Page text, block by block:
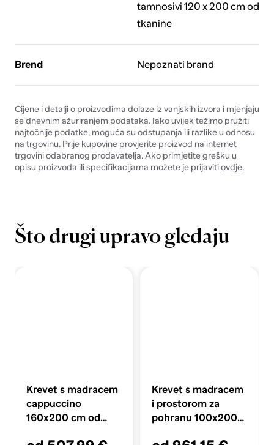
tamnosivi 120 x 200 cm od
tkanine
Brend Nepoznati brand
Cijene i detalji o proizvodima dolaze iz vanjskih izvora i mjenjaju
se dnevnim ažuriranjem podataka. Iako uvijek težimo pružiti
najtočnije podatke, moguća su odstupanja ili razlike u odnosu
na trgovinu. Prije kupovine provjerite proizvod na internet
trgovini odabranog prodavatelja. Ako primjetite grešku u
opisu proizvoda ili specifikacijama možete je prijavitiovdje.
Što drugi upravo gledaju
Krevet s madracem
cappuccino
160x200 cm od
Krevet s madracem
i prostorom za
pohranu 100x200